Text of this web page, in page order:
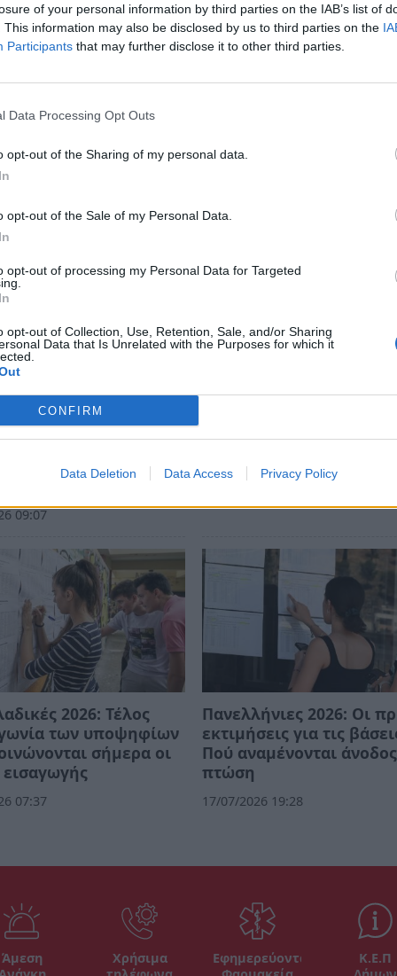
of your personal information by third parties on the IAB’s list of
This information may also be disclosed by us to third parties on the
Participants that may further disclose it to other third parties.
Data Processing Opt Outs
opt-out of the Sharing of my personal data.
opt-out of the Sale of my Personal Data.
opt-out of processing my Personal Data for Targeted
opt-out of Collection, Use, Retention, Sale, and/or Sharing
Data that Is Unrelated with the Purposes for which it
CONFIRM
Data Deletion Data Access Privacy Policy
την αίτηση υποψηφιότητάς τους για
τους: 1) απ’ τον ιστότοπο του
επικοινωνία με τη διεύθυνση
Μουσικού Σχολείου Σπάρτης.
και ανοδική πορεία
στις
– Δείτε γιατί
09:07
χαμηλότερα μόρια
2026: Τέλος
των υποψηφίων
σήμερα οι
εισαγωγής
07:37
Πανελλήνιες 2026: Οι
εκτιμήσεις για τις
Πού αναμένονται
πτώση
17/07/2026 19:28
Άμεση
Χρήσιμα
Εφημερεύοντα
Κ.Ε.Π